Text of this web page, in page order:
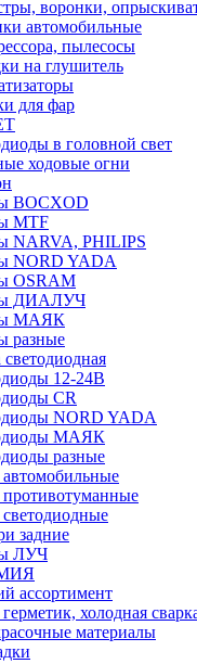
воронки,
автомобильные
пылесосы
на глушитель
для фар
в головной свет
ходовые огни
BOCXOD
MTF
NARVA, PHILIPS
NORD YADA
OSRAM
ДИАЛУЧ
МАЯК
разные
12-24В
CR
NORD YADA
МАЯК
разные
задние
ЛУЧ
ассортимент
холодная
материалы